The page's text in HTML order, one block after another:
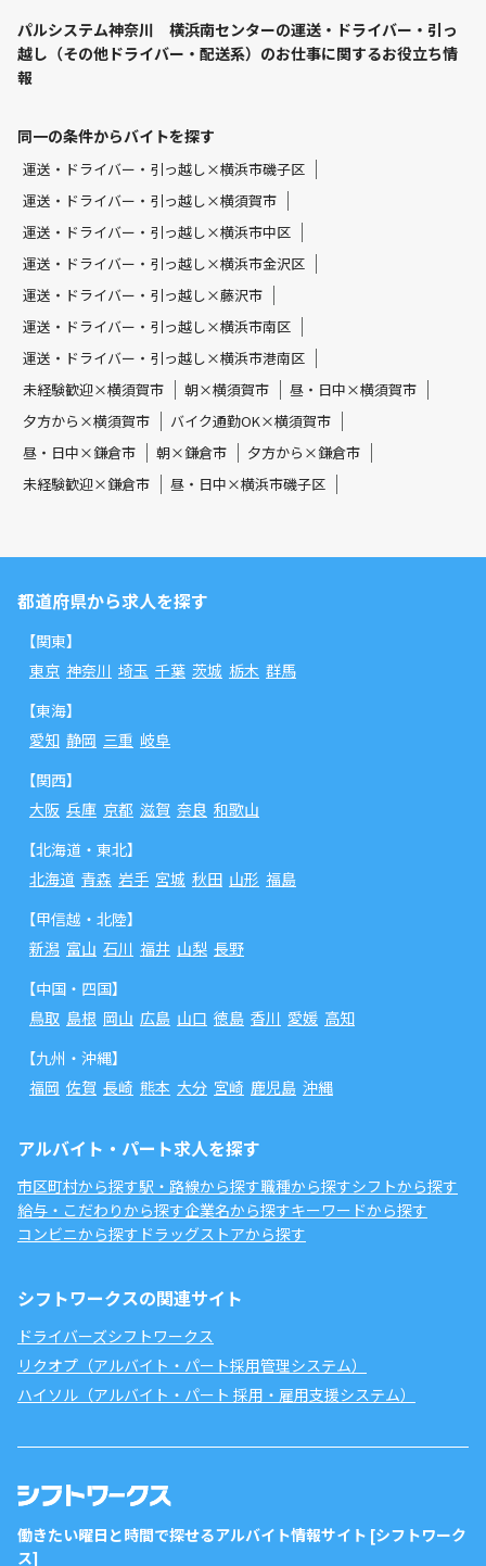
パルシステム神奈川 横浜南センターの運送・ドライバー・引っ
越し（その他ドライバー・配送系）のお仕事に関するお役立ち情
報
同一の条件からバイトを探す
運送・ドライバー・引っ越し×横浜市磯子区
運送・ドライバー・引っ越し×横須賀市
運送・ドライバー・引っ越し×横浜市中区
運送・ドライバー・引っ越し×横浜市金沢区
運送・ドライバー・引っ越し×藤沢市
運送・ドライバー・引っ越し×横浜市南区
運送・ドライバー・引っ越し×横浜市港南区
未経験歓迎×横須賀市
朝×横須賀市
昼・日中×横須賀市
夕方から×横須賀市
バイク通勤OK×横須賀市
昼・日中×鎌倉市
朝×鎌倉市
夕方から×鎌倉市
未経験歓迎×鎌倉市
昼・日中×横浜市磯子区
都道府県から求人を探す
【関東】
東京 神奈川 埼玉 千葉 茨城 栃木 群馬
【東海】
愛知 静岡 三重 岐阜
【関西】
大阪 兵庫 京都 滋賀 奈良 和歌山
【北海道・東北】
北海道 青森 岩手 宮城 秋田 山形 福島
【甲信越・北陸】
新潟 富山 石川 福井 山梨 長野
【中国・四国】
鳥取 島根 岡山 広島 山口 徳島 香川 愛媛 高知
【九州・沖縄】
福岡 佐賀 長崎 熊本 大分 宮崎 鹿児島 沖縄
アルバイト・パート求人を探す
市区町村から探す駅・路線から探す職種から探すシフトから探す
給与・こだわりから探す企業名から探すキーワードから探す
コンビニから探す ドラッグストアから探す
シフトワークスの関連サイト
ドライバーズシフトワークス
リクオプ（アルバイト・パート採用管理システム）
ハイソル（アルバイト・パート 採用・雇用支援システム）
働きたい曜日と時間で探せるアルバイト情報サイト [シフトワーク
ス]